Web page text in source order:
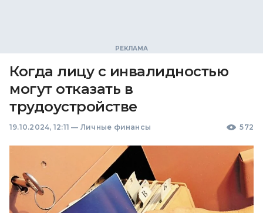
Когда лицу с инвалидностью
могут отказать в
трудоустройстве
19.10.2024, 12:11 — Личные финансы 572